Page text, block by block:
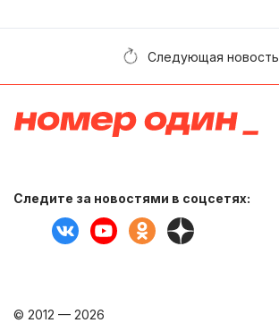
Следующая новость
Следите за новостями в соцсетях:
© 2012 — 2026